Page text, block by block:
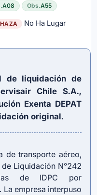
A08 Obs.A55
No Ha Lugar
de liquidación de
Chile S.A.,
Exenta DEPAT
original.
de transporte aéreo,
Liquidación N°242
de IDPC por
empresa interpuso